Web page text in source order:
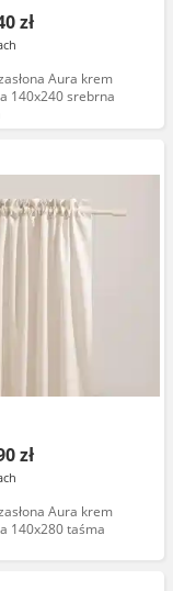
zł
Aura krem
140x240 srebrna
zł
Aura krem
140x280 taśma